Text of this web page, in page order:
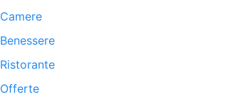
Camere
Benessere
Ristorante
Offerte